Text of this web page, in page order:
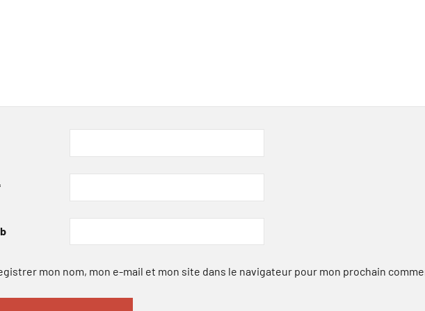
mon nom, mon e-mail et mon site dans le navigateur pour mon prochain